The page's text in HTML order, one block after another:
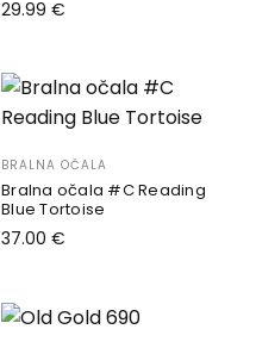
strani
izdelka
29.99 €
BRALNA OČALA
Bralna očala #C Reading
Blue Tortoise
37.00 €
izdelek